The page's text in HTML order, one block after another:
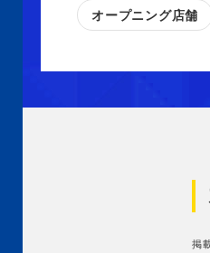
オープニング店舗
掲